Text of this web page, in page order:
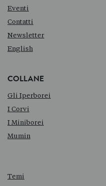
Eventi
Contatti
Newsletter
English
COLLANE
Gli Iperborei
I Corvi
I Miniborei
Mumin
Temi